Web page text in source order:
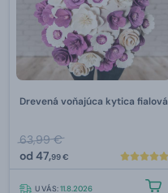
Drevená voňajúca kytica fialová
63,99 €
od 47,99 €
U VÁS:11.8.2026